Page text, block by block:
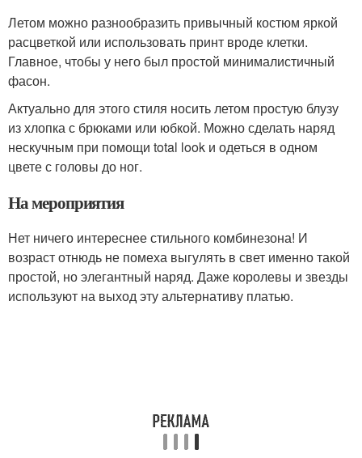
Летом можно разнообразить привычный костюм яркой
расцветкой или использовать принт вроде клетки.
Главное, чтобы у него был простой минималистичный
фасон.
Актуально для этого стиля носить летом простую блузу
из хлопка с брюками или юбкой. Можно сделать наряд
нескучным при помощи total look и одеться в одном
цвете с головы до ног.
На мероприятия
Нет ничего интереснее стильного комбинезона! И
возраст отнюдь не помеха выгулять в свет именно такой
простой, но элегантный наряд. Даже королевы и звезды
используют на выход эту альтернативу платью.